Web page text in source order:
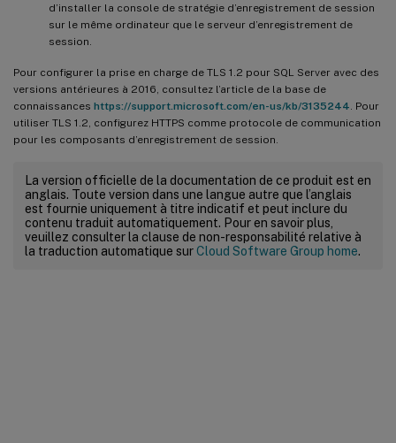
d’installer la console de stratégie d’enregistrement de session
sur le même ordinateur que le serveur d’enregistrement de
session.
Pour configurer la prise en charge de TLS 1.2 pour SQL Server avec des
versions antérieures à 2016, consultez l’article de la base de
connaissances https://support.microsoft.com/en-us/kb/3135244 . Pour
utiliser TLS 1.2, configurez HTTPS comme protocole de communication
pour les composants d’enregistrement de session.
La version officielle de la documentation de ce produit est en
anglais. Toute version dans une langue autre que l’anglais
est fournie uniquement à titre indicatif et peut inclure du
contenu traduit automatiquement. Pour en savoir plus,
veuillez consulter la clause de non-responsabilité relative à
la traduction automatique surCloud Software Group home.